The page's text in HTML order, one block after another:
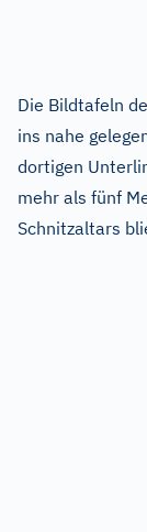
Die Bildtafeln
ins nahe
dortigen
mehr als fünf
Schnitzaltars